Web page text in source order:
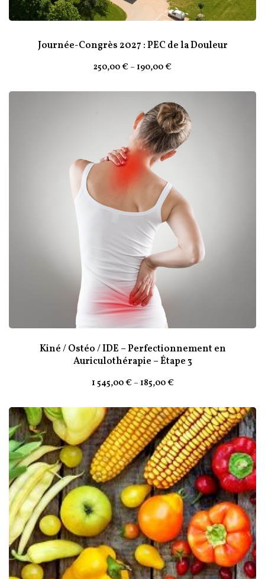
Journée-Congrès 2027 : PEC de la Douleur
190,00€
–
250,00€
Kiné / Ostéo / IDE – Perfectionnement en
Auriculothérapie – Étape 3
185,00€
–
1 545,00€